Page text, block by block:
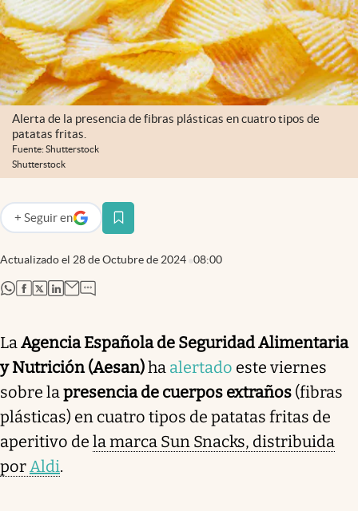
Alerta de la presencia de fibras plásticas en cuatro tipos de
patatas fritas.
Fuente: Shutterstock
Shutterstock
Actualizado el 28 de Octubre de 2024 08:00
+ Seguir en
abre en nueva pestaña
abre en nueva pestaña
abre en nueva pestaña
abre en nueva pestaña
abre en nueva pestaña
LaAgencia Española de Seguridad Alimentaria
y Nutrición (Aesan)ha alertado este viernes
sobre lapresencia de cuerpos extraños (fibras
plásticas) en cuatro tipos de patatas fritas de
aperitivo de la marca Sun Snacks, distribuida
porAldi.